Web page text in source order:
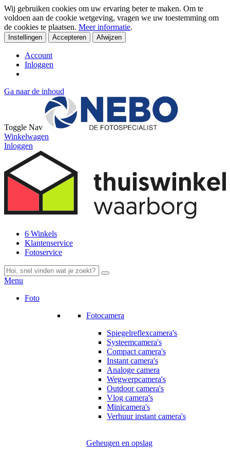
Wij gebruiken cookies om uw ervaring beter te maken. Om te
voldoen aan de cookie wetgeving, vragen we uw toestemming om
de cookies te plaatsen. Meer informatie.
Instellingen Accepteren Afwijzen
Account
Inloggen
Ga naar de inhoud
Toggle Nav
Winkelwagen
Inloggen
6 Winkels
Klantenservice
Fotoservice
Menu
Foto
Fotocamera
Spiegelreflexcamera's
Systeemcamera's
Compact camera's
Instant camera's
Analoge camera
Wegwerpcamera's
Outdoor camera's
Vlog camera's
Minicamera's
Verhuur instant camera's
Geheugen en opslag